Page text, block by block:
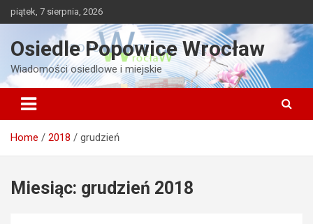
Skip
to
piątek, 7 sierpnia, 2026
Osiedle Popowice Wrocław
Wiadomości osiedlowe i miejskie
Home 2018 grudzień
Miesiąc: grudzień 2018